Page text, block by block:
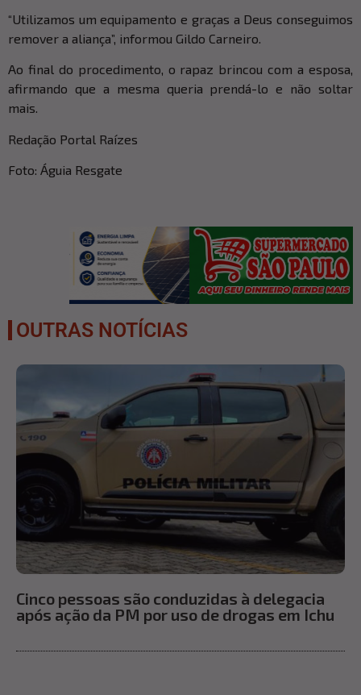
“Utilizamos um equipamento e graças a Deus conseguimos
remover a aliança”, informou Gildo Carneiro.
Ao final do procedimento, o rapaz brincou com a esposa,
afirmando que a mesma queria prendá-lo e não soltar
mais.
Redação Portal Raízes
Foto: Águia Resgate
OUTRAS NOTÍCIAS
Cinco pessoas são conduzidas à delegacia
após ação da PM por uso de drogas em Ichu